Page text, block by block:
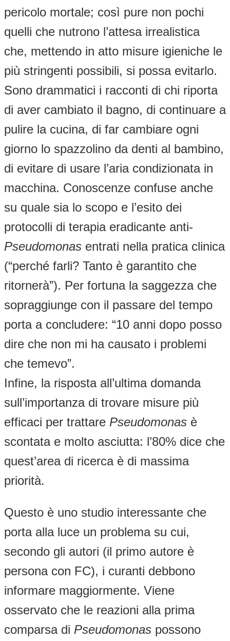
pericolo mortale; così pure non pochi
quelli che nutrono l’attesa irrealistica
che, mettendo in atto misure igieniche le
più stringenti possibili, si possa evitarlo.
Sono drammatici i racconti di chi riporta
di aver cambiato il bagno, di continuare a
pulire la cucina, di far cambiare ogni
giorno lo spazzolino da denti al bambino,
di evitare di usare l’aria condizionata in
macchina. Conoscenze confuse anche
su quale sia lo scopo e l’esito dei
protocolli di terapia eradicante anti-
Pseudomonas entrati nella pratica clinica
(“perché farli? Tanto è garantito che
ritornerà”). Per fortuna la saggezza che
sopraggiunge con il passare del tempo
porta a concludere: “10 anni dopo posso
dire che non mi ha causato i problemi
che temevo”.
Infine, la risposta all’ultima domanda
sull’importanza di trovare misure più
efficaci per trattare Pseudomonas è
scontata e molto asciutta: l’80% dice che
quest’area di ricerca è di massima
priorità.
Questo è uno studio interessante che
porta alla luce un problema su cui,
secondo gli autori (il primo autore è
persona con FC), i curanti debbono
informare maggiormente. Viene
osservato che le reazioni alla prima
comparsa di Pseudomonas possono